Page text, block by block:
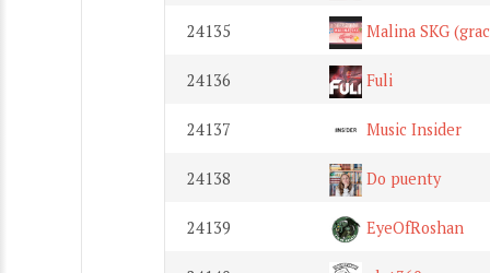
24135 Malina SKG
24136 Fuli
24137 Music Insider
24138 Do puenty
24139 EyeOfRoshan